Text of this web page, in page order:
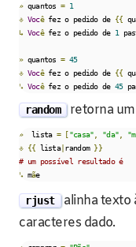
» quantos = 1
⎀ Você fez o pedido de {{
↳ Você fez o pedido de 1
» quantos = 45
⎀ Você fez o pedido de {{
↳ Você fez o pedido de 45
random retorna um
»
  lista
= ["casa" "da"
⎀ {{ lista|random }}
# um possível resultado é
↳ mãe
rjust alinha texto
caracteres dado.